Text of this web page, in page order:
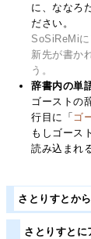
に、ななろ
ださい。
SoSiReMi
新先が書か
う。
辞書内の単
ゴーストの
行目に「 ゴ
もしゴース
読み込まれ
さとりすとか
さとりすとに